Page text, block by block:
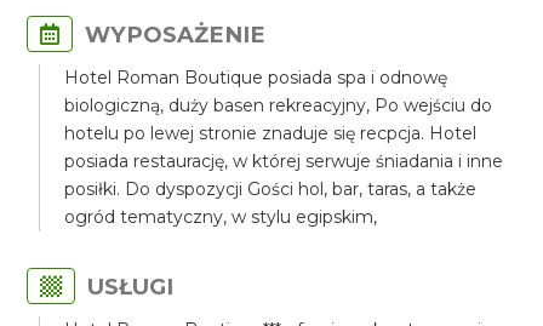
WYPOSAŻENIE
Hotel Roman Boutique posiada spa i odnowę
biologiczną, duży basen rekreacyjny, Po wejściu do
hotelu po lewej stronie znaduje się recpcja. Hotel
posiada restaurację, w której serwuje śniadania i inne
posiłki. Do dyspozycji Gości hol, bar, taras, a także
ogród tematyczny, w stylu egipskim,
USŁUGI